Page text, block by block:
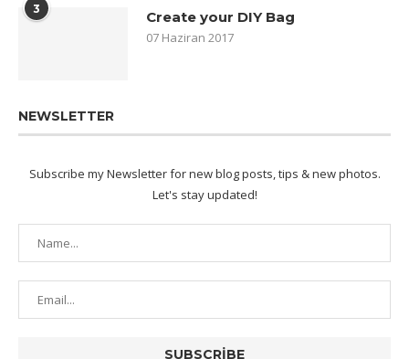
3 Create your DIY Bag
07 Haziran 2017
NEWSLETTER
Subscribe my Newsletter for new blog posts, tips & new photos.
Let's stay updated!